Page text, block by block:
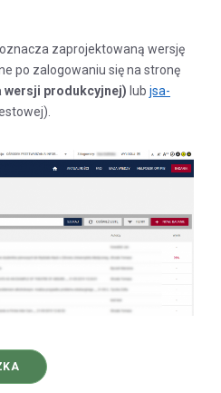
oznacza zaprojektowaną wersję
po zalogowaniu się na stronę
wersji produkcyjnej) lub jsa-